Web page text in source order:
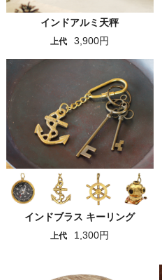
インドアルミ天秤
上代 3,900円
インドブラス キーリング
上代 1,300円